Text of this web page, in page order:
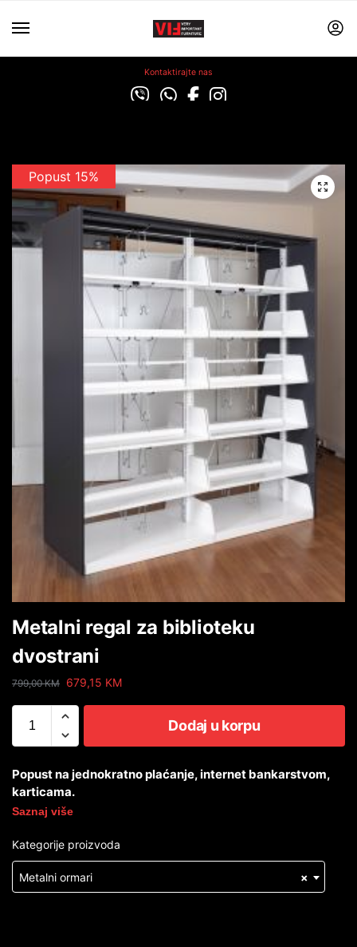
Kontaktirajte nas
Popust 15%
Metalni regal za biblioteku
dvostrani
799,00KM 679,15 KM
Dodaj u korpu
Popust na jednokratno plaćanje, internet bankarstvom,
karticama.
Saznaj više
Kategorije proizvoda
×
Metalni ormari